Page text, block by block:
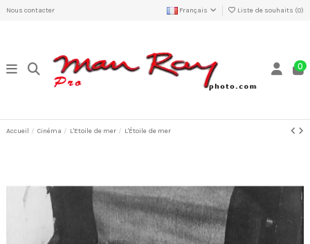
Nous contacter Français Liste de souhaits (0)
0
Accueil Cinéma L'Etoile de mer L'Étoile de mer